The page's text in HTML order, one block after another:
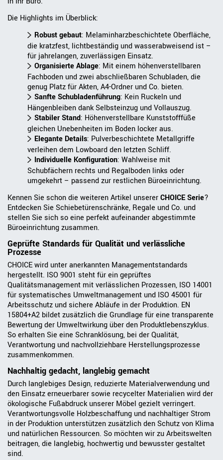
Die Highlights im Überblick:
Robust gebaut: Melaminharzbeschichtete Oberfläche,
die kratzfest, lichtbeständig und wasserabweisend ist –
für jahrelangen, zuverlässigen Einsatz.
Organisierte Ablage: Mit einem höhenverstellbaren
Fachboden und zwei abschließbaren Schubladen, die
genug Platz für Akten, A4-Ordner und Co. bieten.
Sanfte Schubladenführung: Kein Ruckeln und
Hängenbleiben dank Selbsteinzug und Vollauszug.
Stabiler Stand: Höhenverstellbare Kunststofffüße
gleichen Unebenheiten im Boden locker aus.
Elegante Details: Pulverbeschichtete Metallgriffe
verleihen dem Lowboard den letzten Schliff.
Individuelle Konfiguration: Wahlweise mit
Schubfächern rechts und Regalboden links oder
umgekehrt – passend zur restlichen Büroeinrichtung.
Kennen Sie schon die weiteren Artikel unsererCHOICE Serie?
Entdecken Sie Schiebetürenschränke, Regale und Co. und
stellen Sie sich so eine perfekt aufeinander abgestimmte
Büroeinrichtung zusammen.
Geprüfte Standards für Qualität und verlässliche
Prozesse
CHOICE wird unter anerkannten Managementstandards
hergestellt. ISO 9001 steht für ein geprüftes
Qualitätsmanagement mit verlässlichen Prozessen, ISO 14001
für systematisches Umweltmanagement und ISO 45001 für
Arbeitsschutz und sichere Abläufe in der Produktion. EN
15804+A2 bildet zusätzlich die Grundlage für eine transparente
Bewertung der Umweltwirkung über den Produktlebenszyklus.
So erhalten Sie eine Schranklösung, bei der Qualität,
Verantwortung und nachvollziehbare Herstellungsprozesse
zusammenkommen.
Nachhaltig gedacht, langlebig gemacht
Durch langlebiges Design, reduzierte Materialverwendung und
den Einsatz erneuerbarer sowie recycelter Materialien wird der
ökologische Fußabdruck unserer Möbel gezielt verringert.
Verantwortungsvolle Holzbeschaffung und nachhaltiger Strom
in der Produktion unterstützen zusätzlich den Schutz von Klima
und natürlichen Ressourcen. So möchten wir zu Arbeitswelten
beitragen, die langlebig, hochwertig und bewusster gestaltet
sind.